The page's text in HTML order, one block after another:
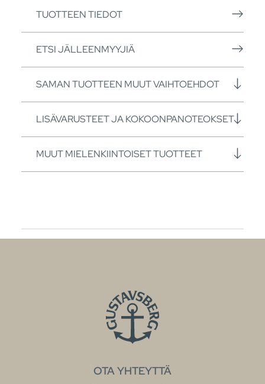
TUOTTEEN TIEDOT
ETSI JÄLLEENMYYJIÄ
SAMAN TUOTTEEN MUUT VAIHTOEHDOT
LISÄVARUSTEET JA KOKOONPANOTEOKSET
MUUT MIELENKIINTOISET TUOTTEET
OTA YHTEYTTÄ